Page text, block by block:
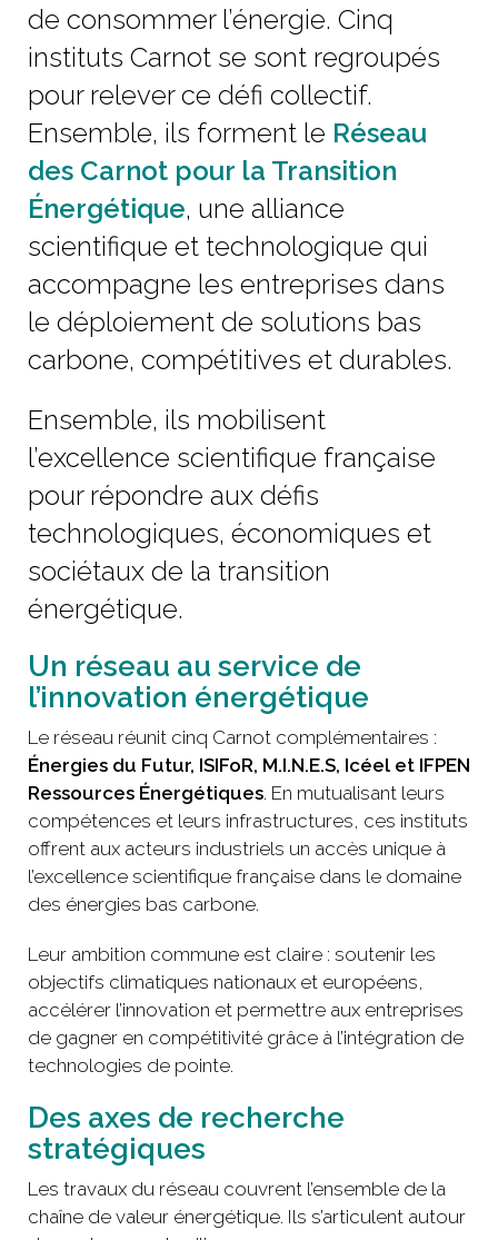
de consommer l’énergie. Cinq
instituts Carnot se sont regroupés
pour relever ce défi collectif.
Ensemble, ils forment le Réseau
des Carnot pour la Transition
Énergétique, une alliance
scientifique et technologique qui
accompagne les entreprises dans
le déploiement de solutions bas
carbone, compétitives et durables.
Ensemble, ils mobilisent
l’excellence scientifique française
pour répondre aux défis
technologiques, économiques et
sociétaux de la transition
énergétique.
Un réseau au service de
l’innovation énergétique
Le réseau réunit cinq Carnot complémentaires :
Énergies du Futur, ISIFoR, M.I.N.E.S, Icéel et IFPEN
Ressources Énergétiques. En mutualisant leurs
compétences et leurs infrastructures, ces instituts
offrent aux acteurs industriels un accès unique à
l’excellence scientifique française dans le domaine
des énergies bas carbone.
Leur ambition commune est claire : soutenir les
objectifs climatiques nationaux et européens,
accélérer l’innovation et permettre aux entreprises
de gagner en compétitivité grâce à l’intégration de
technologies de pointe.
Des axes de recherche
stratégiques
Les travaux du réseau couvrent l’ensemble de la
chaîne de valeur énergétique. Ils s’articulent autour